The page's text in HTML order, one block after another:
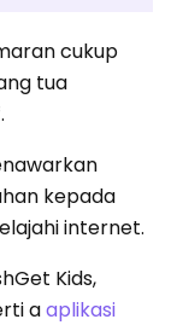
cukup
tua
kepada
internet.
Kids,
aaplikasi